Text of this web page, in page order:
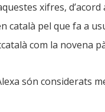
xifres, d’acord
català pel que fa a
com la novena
són considerats